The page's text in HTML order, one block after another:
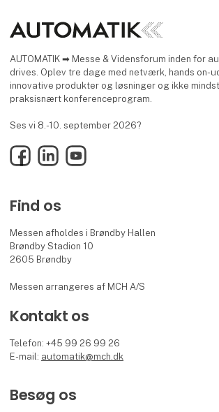
AUTOMATIK ➡ Messe & Vidensforum inden for
drives. Oplev tre dage med netværk, hands on-
innovative produkter og løsninger og ikke
praksisnært konferenceprogram.
Ses vi 8.-10. september 2026?
FacebookLinkedInYouTube
Find os
Messen afholdes i Brøndby Hallen
Brøndby Stadion 10
2605 Brøndby
Messen arrangeres af MCH A/S
Kontakt os
Telefon: +45 99 26 99 26
E-mail: automatik@mch.dk
Besøg os